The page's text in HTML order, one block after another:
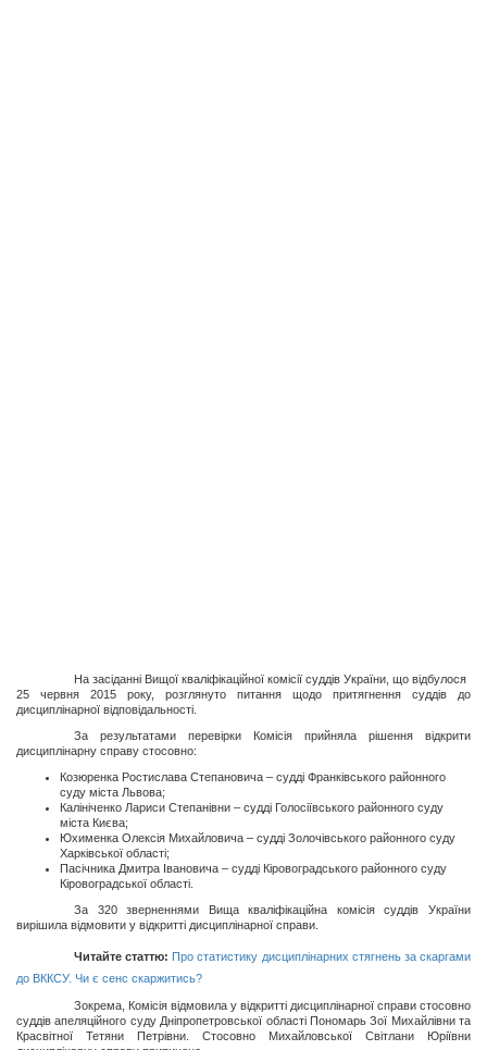
На засіданні Вищої кваліфікаційної комісії суддів України, що відбулося
25 червня 2015 року, розглянуто питання щодо притягнення суддів до
дисциплінарної відповідальності.
За результатами перевірки Комісія прийняла рішення відкрити
дисциплінарну справу стосовно:
Козюренка Ростислава Степановича – судді Франківського районного
суду міста Львова;
Калініченко Лариси Степанівни – судді Голосіївського районного суду
міста Києва;
Юхименка Олексія Михайловича – судді Золочівського районного суду
Харківської області;
Пасічника Дмитра Івановича – судді Кіровоградського районного суду
Кіровоградської області.
За 320 зверненнями Вища кваліфікаційна комісія суддів України
вирішила відмовити у відкритті дисциплінарної справи.
Читайте статтю: Про статистику дисциплінарних стягнень за скаргами
до ВККСУ. Чи є сенс скаржитись?
Зокрема, Комісія відмовила у відкритті дисциплінарної справи стосовно
суддів апеляційного суду Дніпропетровської області Пономарь Зої Михайлівни та
Красвітної Тетяни Петрівни. Стосовно Михайловської Світлани Юріївни